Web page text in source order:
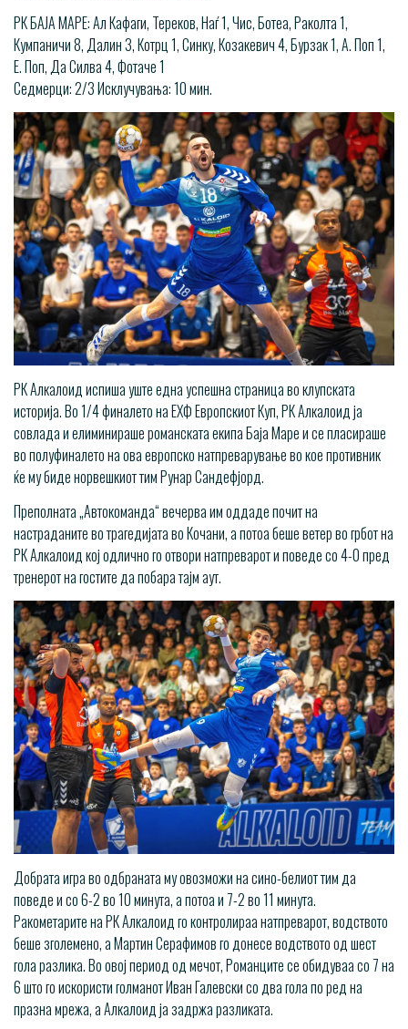
РК БАЈА МАРЕ: Ал Кафаги, Тереков, Наѓ 1, Чис, Ботеа, Раколта 1,
Кумпаничи 8, Далин 3, Котрц 1, Синку, Козакевич 4, Бурзак 1, А. Поп 1,
Е. Поп, Да Силва 4, Фотаче 1
Седмерци: 2/3 Исклучувања: 10 мин.
РК Алкалоид испиша уште една успешна страница во клупската
историја. Во 1/4 финалето на ЕХФ Европскиот Куп, РК Алкалоид ја
совлада и елиминираше романската екипа Баја Маре и се пласираше
во полуфиналето на ова европско натпреварување во кое противник
ќе му биде норвешкиот тим Рунар Сандефјорд.
Преполната „Автокоманда“ вечерва им оддаде почит на
настраданите во трагедијата во Кочани, а потоа беше ветер во грбот на
РК Алкалоид кој одлично го отвори натпреварот и поведе со 4-0 пред
тренерот на гостите да побара тајм аут.
Добрата игра во одбраната му овозможи на сино-белиот тим да
поведе и со 6-2 во 10 минута, а потоа и 7-2 во 11 минута.
Ракометарите на РК Алкалоид го контролираа натпреварот, водството
беше зголемено, а Мартин Серафимов го донесе водството од шест
гола разлика. Во овој период од мечот, Романците се обидуваа со 7 на
6 што го искористи голманот Иван Галевски со два гола по ред на
празна мрежа, а Алкалоид ја задржа разликата.